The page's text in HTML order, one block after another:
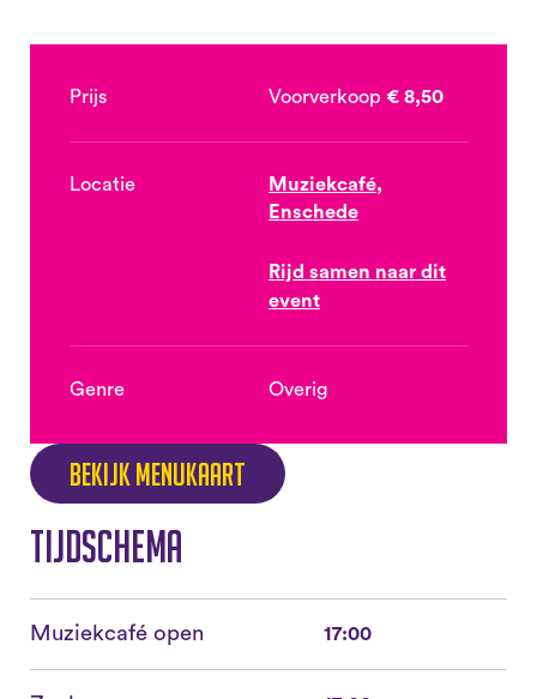
Prijs Voorverkoop € 8,50
Locatie
Muziekcafé,
Enschede
Rijd samen naar dit
event
Genre Overig
Bekijk menukaart
Tijdschema
Muziekcafé open 17:00